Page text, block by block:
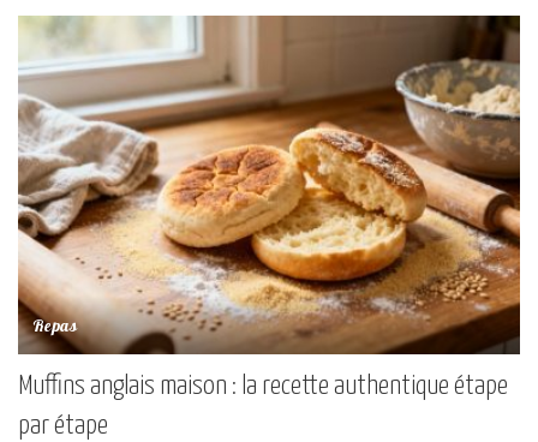
Repas
Muffins anglais maison : la recette authentique étape
par étape